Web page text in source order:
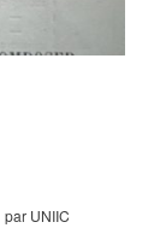
par UNIIC